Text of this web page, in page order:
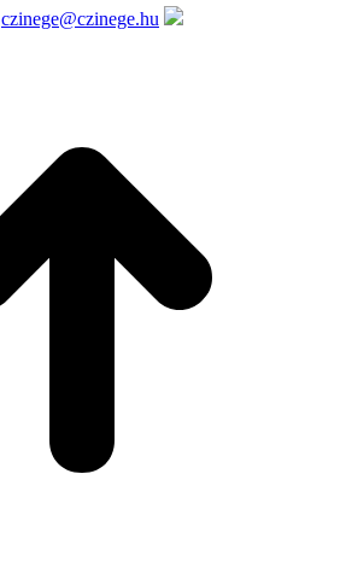
czinege@czinege.hu